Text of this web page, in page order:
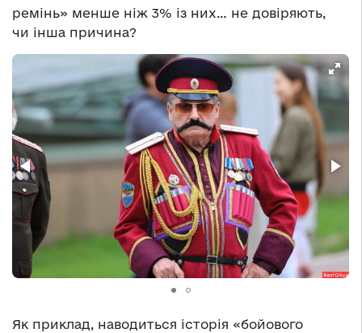
ремінь» менше ніж 3% із них… не довіряють,
чи інша причина?
Як приклад, наводиться історія «бойового